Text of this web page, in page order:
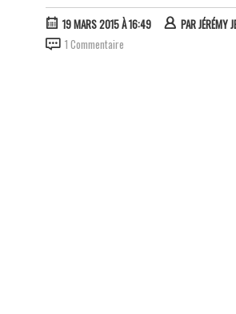
19 MARS 2015 À 16:49 PARJÉRÉMY
1 Commentaire